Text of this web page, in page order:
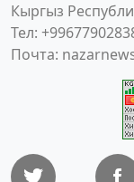
Кыргыз
Тел:
Почта: